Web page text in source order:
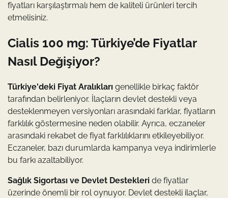
fiyatları karşılaştırmalı hem de kaliteli ürünleri tercih
etmelisiniz.
Cialis 100 mg: Türkiye’de Fiyatlar
Nasıl Değişiyor?
Türkiye'deki Fiyat Aralıkları genellikle birkaç faktör
tarafından belirleniyor. İlaçların devlet destekli veya
desteklenmeyen versiyonları arasındaki farklar, fiyatların
farklılık göstermesine neden olabilir. Ayrıca, eczaneler
arasındaki rekabet de fiyat farklılıklarını etkileyebiliyor.
Eczaneler, bazı durumlarda kampanya veya indirimlerle
bu farkı azaltabiliyor.
Sağlık Sigortası ve Devlet Destekleri de fiyatlar
üzerinde önemli bir rol oynuyor. Devlet destekli ilaçlar,